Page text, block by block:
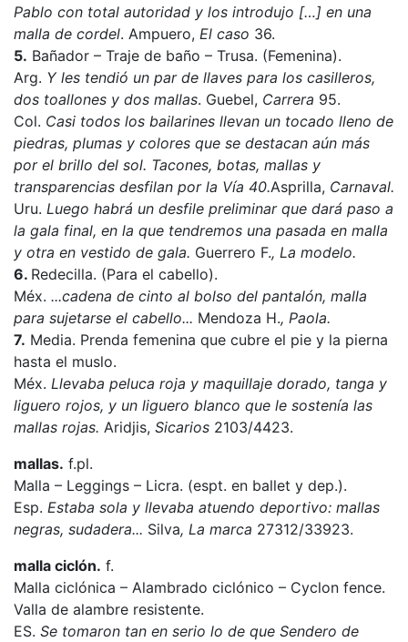
Pablo con total autoridad y los introdujo […] en una
malla de cordel. Ampuero, El caso 36.
5. Bañador – Traje de baño – Trusa. (Femenina).
Arg. Y les tendió un par de llaves para los casilleros,
dos toallones y dos mallas. Guebel, Carrera 95.
Col. Casi todos los bailarines llevan un tocado lleno de
piedras, plumas y colores que se destacan aún más
por el brillo del sol. Tacones, botas, mallas y
transparencias desfilan por la Vía 40.Asprilla, Carnaval.
Uru. Luego habrá un desfile preliminar que dará paso a
la gala final, en la que tendremos una pasada en malla
y otra en vestido de gala. Guerrero F., La modelo.
6. Redecilla. (Para el cabello).
Méx. ...cadena de cinto al bolso del pantalón, malla
para sujetarse el cabello... Mendoza H., Paola.
7. Media. Prenda femenina que cubre el pie y la pierna
hasta el muslo.
Méx. Llevaba peluca roja y maquillaje dorado, tanga y
liguero rojos, y un liguero blanco que le sostenía las
mallas rojas. Aridjis, Sicarios 2103/4423.
mallas. f.pl.
Malla – Leggings – Licra. (espt. en ballet y dep.).
Esp. Estaba sola y llevaba atuendo deportivo: mallas
negras, sudadera... Silva, La marca 27312/33923.
malla ciclón. f.
Malla ciclónica – Alambrado ciclónico – Cyclon fence.
Valla de alambre resistente.
ES. Se tomaron tan en serio lo de que Sendero de